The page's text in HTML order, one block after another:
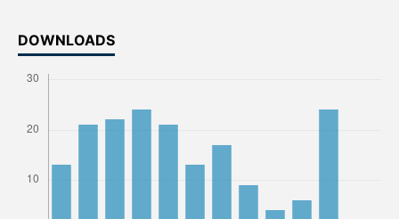
DOWNLOADS